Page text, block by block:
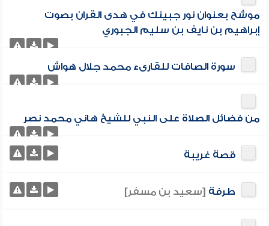
موشح بعنوان نور جبينك في هدى القران بصوت
إبراهيم بن نايف بن سليم الجبوري
سورة الصافات للقارىء محمد جلال هواش
من فضائل الصلاة على النبي للشيخ هاني محمد نصر
قصة غريبة
طرفة [سعيد بن مسفر]